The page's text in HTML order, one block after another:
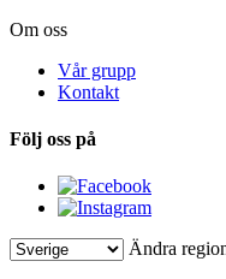
Om oss
Vår grupp
Kontakt
Följ oss på
Ändra